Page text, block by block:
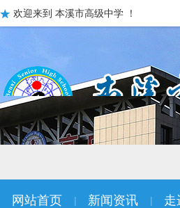
欢迎来到 本溪市高级中学 ！
网站首页 | 新闻资讯 | 走